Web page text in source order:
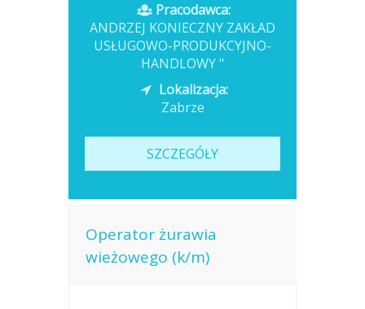
Pracodawca:
ANDRZEJ KONIECZNY ZAKŁAD
USŁUGOWO-PRODUKCYJNO-
HANDLOWY "
Lokalizacja:
Zabrze
SZCZEGÓŁY
Operator żurawia
wieżowego (k/m)